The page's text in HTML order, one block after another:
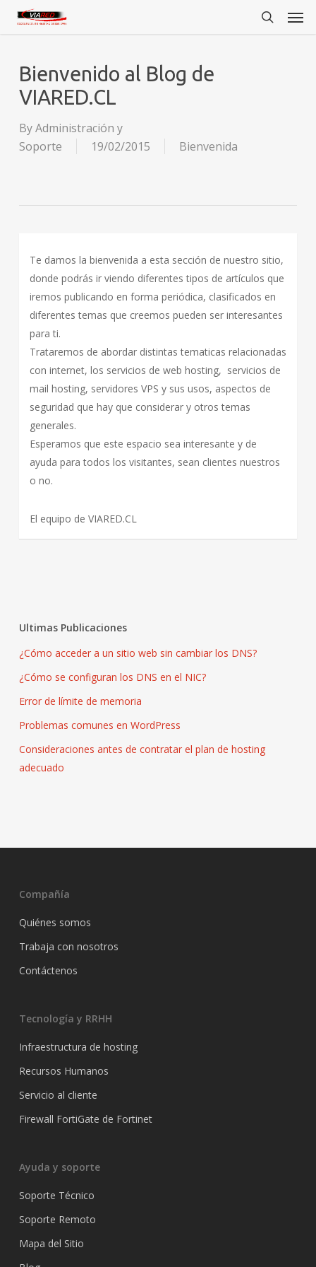
Skip
contentBienvenido al Blog de
VIARED.CL
ByAdministración y
Soporte
19/02/2015 Bienvenida
Te damos la bienvenida a esta sección de nuestro sitio,
donde podrás ir viendo diferentes tipos de artículos que
iremos publicando en forma periódica, clasificados en
diferentes temas que creemos pueden ser interesantes
para ti.
Trataremos de abordar distintas tematicas relacionadas
con internet, los servicios de web hosting, servicios de
mail hosting, servidores VPS y sus usos, aspectos de
seguridad que hay que considerar y otros temas
generales.
Esperamos que este espacio sea interesante y de
ayuda para todos los visitantes, sean clientes nuestros
o no.
El equipo de VIARED.CL
Ultimas Publicaciones
¿Cómo acceder a un sitio web sin cambiar los DNS?
¿Cómo se configuran los DNS en el NIC?
Error de límite de memoria
Problemas comunes en WordPress
Consideraciones antes de contratar el plan de hosting
adecuado
Compañía
Quiénes somos
Trabaja con nosotros
Contáctenos
Tecnología y RRHH
Infraestructura de hosting
Recursos Humanos
Servicio al cliente
Firewall FortiGate de Fortinet
Ayuda y soporte
Soporte Técnico
Soporte Remoto
Mapa del Sitio